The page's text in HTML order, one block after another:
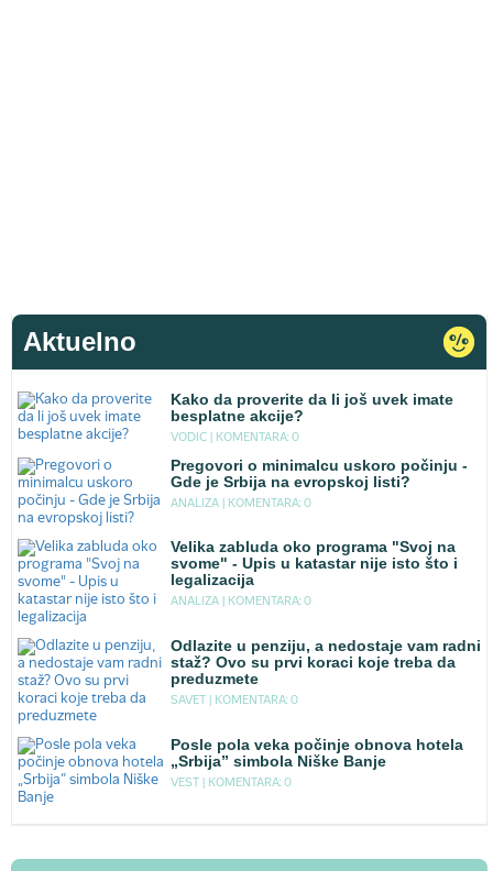
Aktuelno
Kako da proverite da li još uvek imate
besplatne akcije?
VODIC | KOMENTARA: 0
Pregovori o minimalcu uskoro počinju -
Gde je Srbija na evropskoj listi?
ANALIZA | KOMENTARA: 0
Velika zabluda oko programa "Svoj na
svome" - Upis u katastar nije isto što i
legalizacija
ANALIZA | KOMENTARA: 0
Odlazite u penziju, a nedostaje vam radni
staž? Ovo su prvi koraci koje treba da
preduzmete
SAVET | KOMENTARA: 0
Posle pola veka počinje obnova hotela
„Srbija” simbola Niške Banje
VEST | KOMENTARA: 0